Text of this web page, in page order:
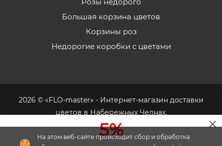
5%
На этом веб-сайте происходит сбор и обработка
Большая корзина цветов
Корзины роз
Недорогие коробки с цветами
2026 © «FLO-master» - Интернет-магазин доставки
цветов в Набережных Челнах.